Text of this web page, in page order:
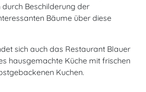
durch Beschilderung der
Bäume über diese
sich auch das Restaurant Blauer
hausgemachte Küche mit frischen
Kuchen.